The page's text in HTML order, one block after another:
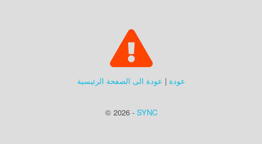
عودة | عودة الى الصفحة الرئيسية
© 2026 - SYNC